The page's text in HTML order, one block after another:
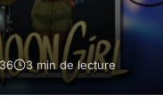
3 min de lecture